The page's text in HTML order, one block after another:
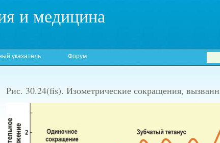
и медицина
указатель Форум
Рис. 30.24(fis). Изометрические сокращения,